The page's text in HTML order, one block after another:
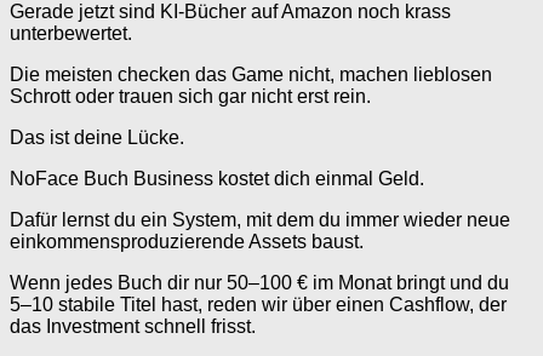
Gerade jetzt sind KI-Bücher auf Amazon noch krass
unterbewertet.
Die meisten checken das Game nicht, machen lieblosen
Schrott oder trauen sich gar nicht erst rein.
Das ist deine Lücke.
NoFace Buch Business kostet dich einmal Geld.
Dafür lernst du ein System, mit dem du immer wieder neue
einkommensproduzierende Assets baust.
Wenn jedes Buch dir nur 50–100 € im Monat bringt und du
5–10 stabile Titel hast, reden wir über einen Cashflow, der
das Investment schnell frisst.